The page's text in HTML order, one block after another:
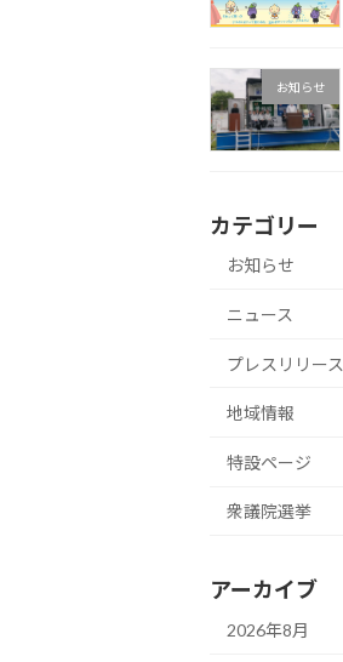
お知らせ
カテゴリー
お知らせ
ニュース
プレスリリース
地域情報
特設ページ
衆議院選挙
アーカイブ
2026年8月